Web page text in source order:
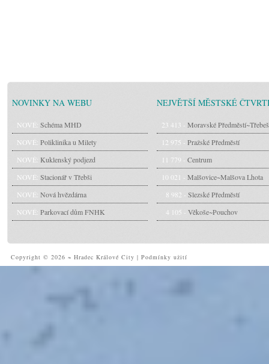
NOVINKY NA WEBU
NOVÉ: Schéma MHD
NOVÉ: Poliklinika u Milety
NOVÉ: Kuklenský podjezd
NOVÉ: Stacionář v Třebši
NOVÉ: Nová hvězdárna
NOVÉ: Parkovací dům FNHK
NEJVĚTŠÍ MĚSTSKÉ
23 413 - Moravské Předměstí~Třebeš
12 975 - Pražské Předměstí
11 779 - Centrum
10 021 - Malšovice~Malšova Lhota
8 982 - Slezské Předměstí
4 105 - Věkoše~Pouchov
Copyright © 2026 ~ Hradec Králové City | Podmínky užití